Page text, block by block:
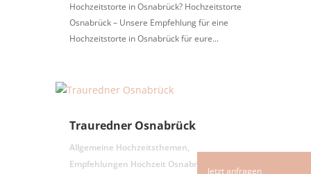
Hochzeitstorte in Osnabrück? Hochzeitstorte
Osnabrück – Unsere Empfehlung für eine
Hochzeitstorte in Osnabrück für eure...
Trauredner Osnabrück
Allgemeine Hochzeitsthemen,
Empfehlungen Hochzeit Osnabrück